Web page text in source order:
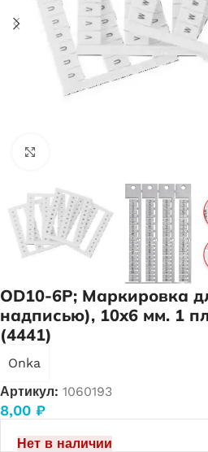
OD10-6P; Маркировка
надписью), 10х6 мм. 1
(4441)
Onka
Артикул: 1060193
8,00 ₽
Нет в наличии